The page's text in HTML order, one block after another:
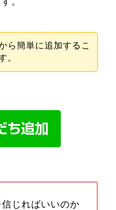
ら簡単に追加するこ
。
じればいいのか